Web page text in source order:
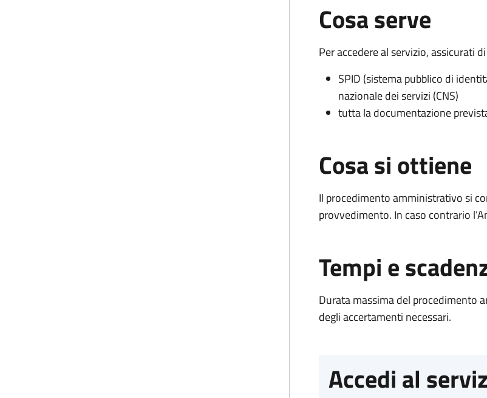
Cosa serve
Per accedere al servizio, assicurati
SPID (sistema pubblico di
nazionale dei servizi (CNS)
tutta la documentazione
Cosa si ottiene
Il procedimento amministrativo si
provvedimento. In caso contrario
Tempi e
Durata massima del procedimento
degli accertamenti necessari.
Accedi al